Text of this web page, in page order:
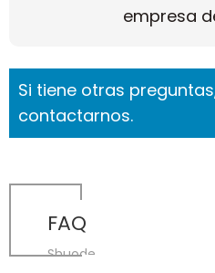
empresa
Si tiene otras
contactarnos.
FAQ
Shuode